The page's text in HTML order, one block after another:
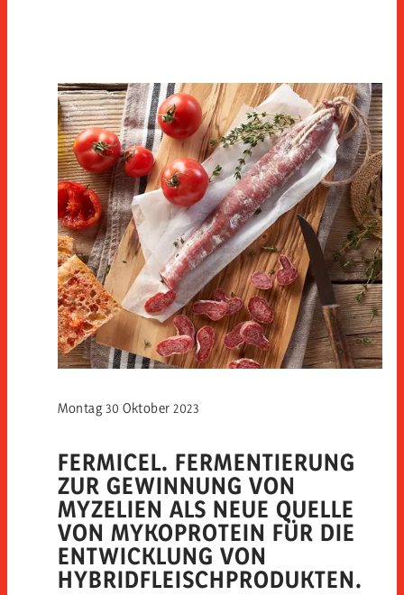
FERMICEL. FERMENTIERUNG
ZUR GEWINNUNG VON
MYZELIEN ALS NEUE QUELLE
VON MYKOPROTEIN FÜR DIE
ENTWICKLUNG VON
HYBRIDFLEISCHPRODUKTEN.
Montag 30 Oktober 2023